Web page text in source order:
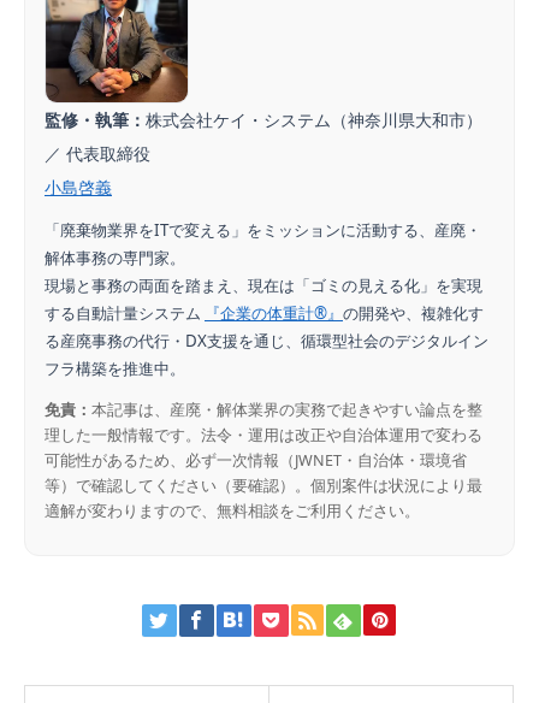
監修・執筆： 株式会社ケイ・システム（神奈川県大和市）
／ 代表取締役
小島啓義
「廃棄物業界をITで変える」をミッションに活動する、産廃・
解体事務の専門家。
現場と事務の両面を踏まえ、現在は「ゴミの見える化」を実現
する自動計量システム
『企業の体重計®』 の開発や、複雑化す
る産廃事務の代行・DX支援を通じ、循環型社会のデジタルイン
フラ構築を推進中。
免責： 本記事は、産廃・解体業界の実務で起きやすい論点を整
理した一般情報です。法令・運用は改正や自治体運用で変わる
可能性があるため、必ず一次情報（JWNET・自治体・環境省
等）で確認してください（要確認）。個別案件は状況により最
適解が変わりますので、無料相談をご利用ください。